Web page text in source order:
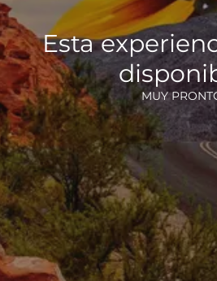
Esta
MUY